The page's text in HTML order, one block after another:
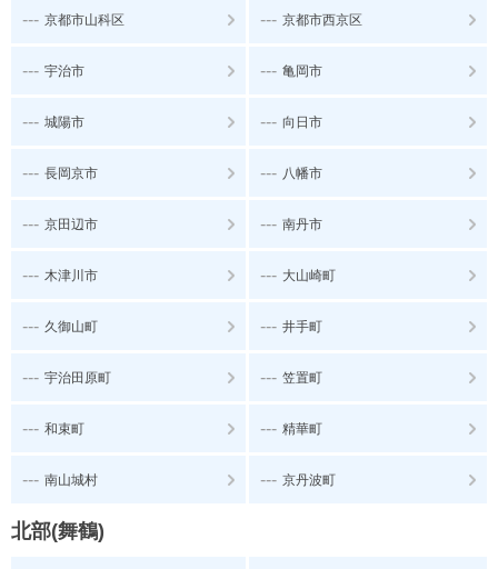
--- 京都市山科区 --- 京都市西京区
--- 宇治市 --- 亀岡市
--- 城陽市 --- 向日市
--- 長岡京市 --- 八幡市
--- 京田辺市 --- 南丹市
--- 木津川市 --- 大山崎町
--- 久御山町 --- 井手町
--- 宇治田原町 --- 笠置町
--- 和束町 --- 精華町
--- 南山城村 --- 京丹波町
北部(舞鶴)